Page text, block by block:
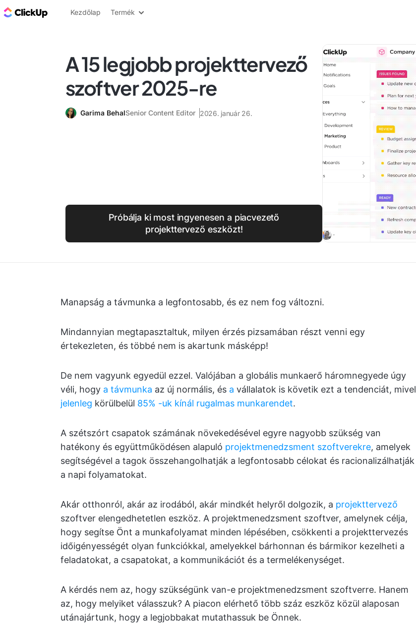
ClickUp blog
Kezdőlap Termék
A 15 legjobb projekttervező
szoftver 2025-re
Garima BehalSenior Content Editor 2026. január 26.
Próbálja ki most ingyenesen a piacvezető
projekttervező eszközt!
Manapság a távmunka a legfontosabb, és ez nem fog változni.
Mindannyian megtapasztaltuk, milyen érzés pizsamában részt venni egy
értekezleten, és többé nem is akartunk másképp!
De nem vagyunk egyedül ezzel. Valójában a globális munkaerő háromnegyede úgy
véli, hogy a távmunka az új normális, és a vállalatok is követik ezt a tendenciát, mivel
jelenleg körülbelül 85% -uk kínál rugalmas munkarendet.
A szétszórt csapatok számának növekedésével egyre nagyobb szükség van
hatékony és együttműködésen alapuló projektmenedzsment szoftverekre, amelyek
segítségével a tagok összehangolhatják a legfontosabb célokat és racionalizálhatják
a napi folyamatokat.
Akár otthonról, akár az irodából, akár mindkét helyről dolgozik, a projekttervező
szoftver elengedhetetlen eszköz. A projektmenedzsment szoftver, amelynek célja,
hogy segítse Önt a munkafolyamat minden lépésében, csökkenti a projekttervezés
időigényességét olyan funkciókkal, amelyekkel bárhonnan és bármikor kezelheti a
feladatokat, a csapatokat, a kommunikációt és a termelékenységet.
A kérdés nem az, hogy szükségünk van-e projektmenedzsment szoftverre. Hanem
az, hogy melyiket válasszuk? A piacon elérhető több száz eszköz közül alaposan
utánajártunk, hogy a legjobbakat mutathassuk be Önnek.